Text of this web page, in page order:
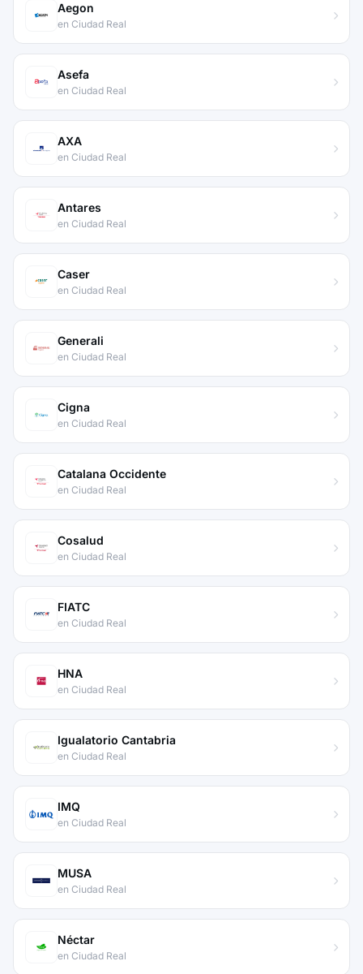
Aegon
en Ciudad Real
Asefa
en Ciudad Real
AXA
en Ciudad Real
Antares
en Ciudad Real
Caser
en Ciudad Real
Generali
en Ciudad Real
Cigna
en Ciudad Real
Catalana Occidente
en Ciudad Real
Cosalud
en Ciudad Real
FIATC
en Ciudad Real
HNA
en Ciudad Real
Igualatorio Cantabria
en Ciudad Real
IMQ
en Ciudad Real
MUSA
en Ciudad Real
Néctar
en Ciudad Real